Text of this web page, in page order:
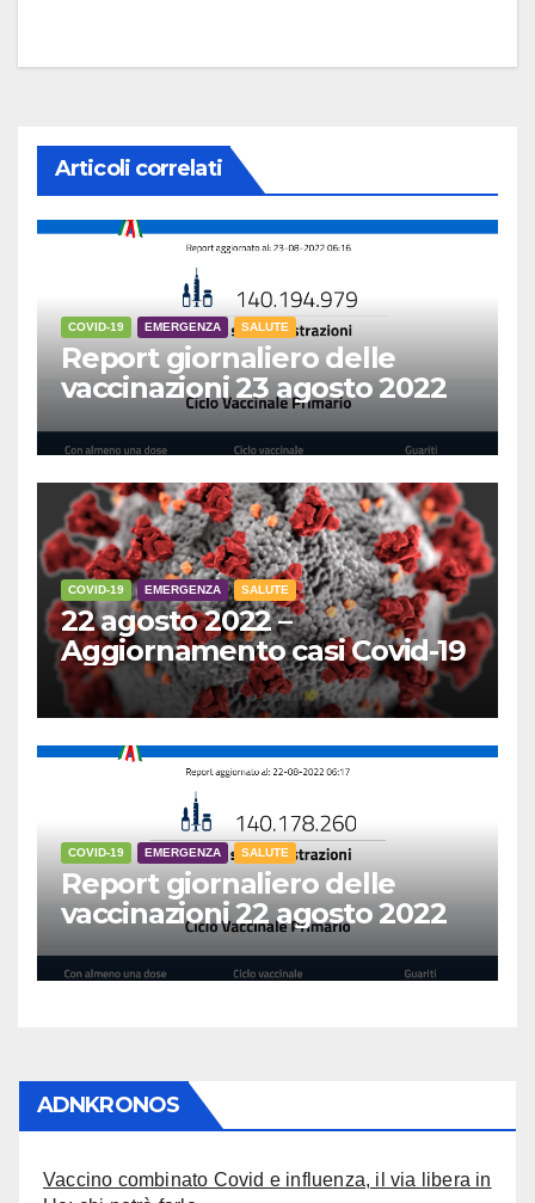
Articoli correlati
COVID-19 EMERGENZA SALUTE
Report giornaliero delle
vaccinazioni 23 agosto 2022
COVID-19 EMERGENZA SALUTE
22 agosto 2022 –
Aggiornamento casi Covid-19
COVID-19 EMERGENZA SALUTE
Report giornaliero delle
vaccinazioni 22 agosto 2022
ADNKRONOS
Vaccino combinato Covid e influenza, il via libera in